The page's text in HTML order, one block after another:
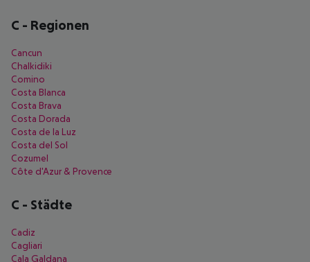
C - Regionen
Cancun
Chalkidiki
Comino
Costa Blanca
Costa Brava
Costa Dorada
Costa de la Luz
Costa del Sol
Cozumel
Côte d'Azur & Provence
C - Städte
Cadiz
Cagliari
Cala Galdana